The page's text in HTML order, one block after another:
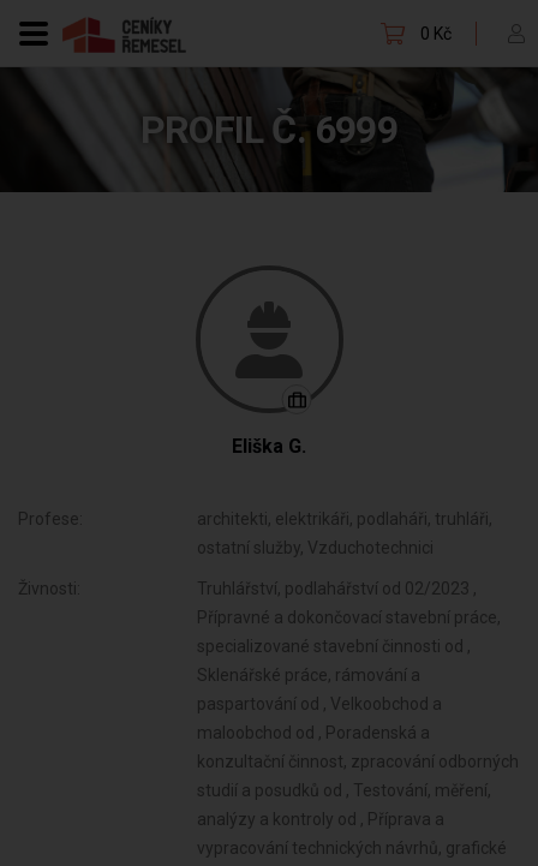
0 Kč
PROFIL Č. 6999
Eliška G.
Profese:
architekti, elektrikáři, podlaháři, truhláři,
ostatní služby, Vzduchotechnici
Živnosti:
Truhlářství, podlahářství od 02/2023 ,
Přípravné a dokončovací stavební práce,
specializované stavební činnosti od ,
Sklenářské práce, rámování a
paspartování od , Velkoobchod a
maloobchod od , Poradenská a
konzultační činnost, zpracování odborných
studií a posudků od , Testování, měření,
analýzy a kontroly od , Příprava a
vypracování technických návrhů, grafické